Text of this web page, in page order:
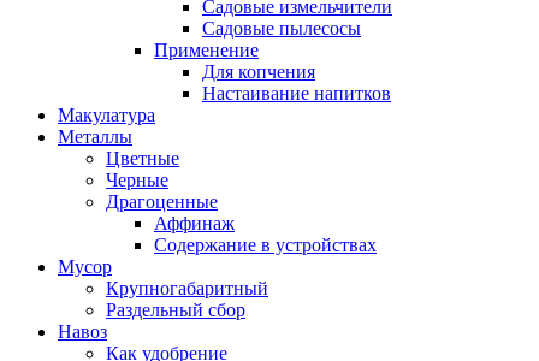
Садовые измельчители
Садовые пылесосы
Применение
Для копчения
Настаивание напитков
Макулатура
Металлы
Цветные
Черные
Драгоценные
Аффинаж
Содержание в устройствах
Мусор
Крупногабаритный
Раздельный сбор
Навоз
Как удобрение